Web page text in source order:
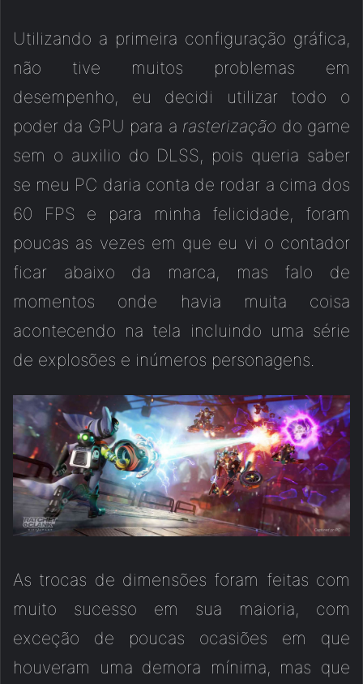
Utilizando a primeira configuração gráfica,
não tive muitos problemas em
desempenho, eu decidi utilizar todo o
poder da GPU para a rasterização do game
sem o auxilio do DLSS, pois queria saber
se meu PC daria conta de rodar a cima dos
60 FPS e para minha felicidade, foram
poucas as vezes em que eu vi o contador
ficar abaixo da marca, mas falo de
momentos onde havia muita coisa
acontecendo na tela incluindo uma série
de explosões e inúmeros personagens.
As trocas de dimensões foram feitas com
muito sucesso em sua maioria, com
exceção de poucas ocasiões em que
houveram uma demora mínima, mas que